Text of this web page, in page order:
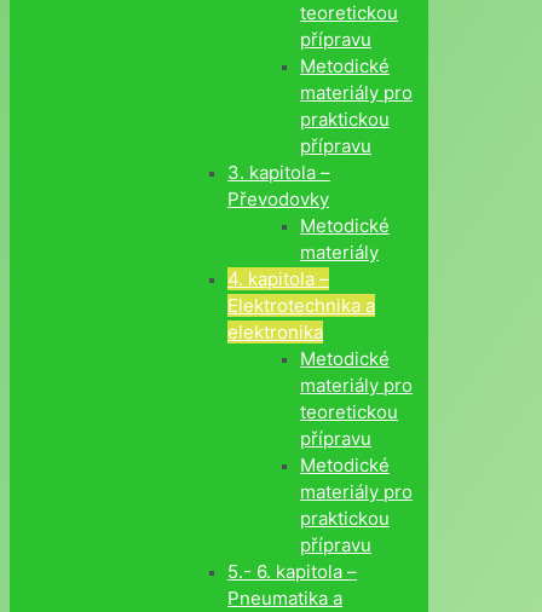
teoretickou
přípravu
Metodické
materiály pro
praktickou
přípravu
3. kapitola –
Převodovky
Metodické
materiály
4. kapitola –
Elektrotechnika a
elektronika
Metodické
materiály pro
teoretickou
přípravu
Metodické
materiály pro
praktickou
přípravu
5.- 6. kapitola –
Pneumatika a